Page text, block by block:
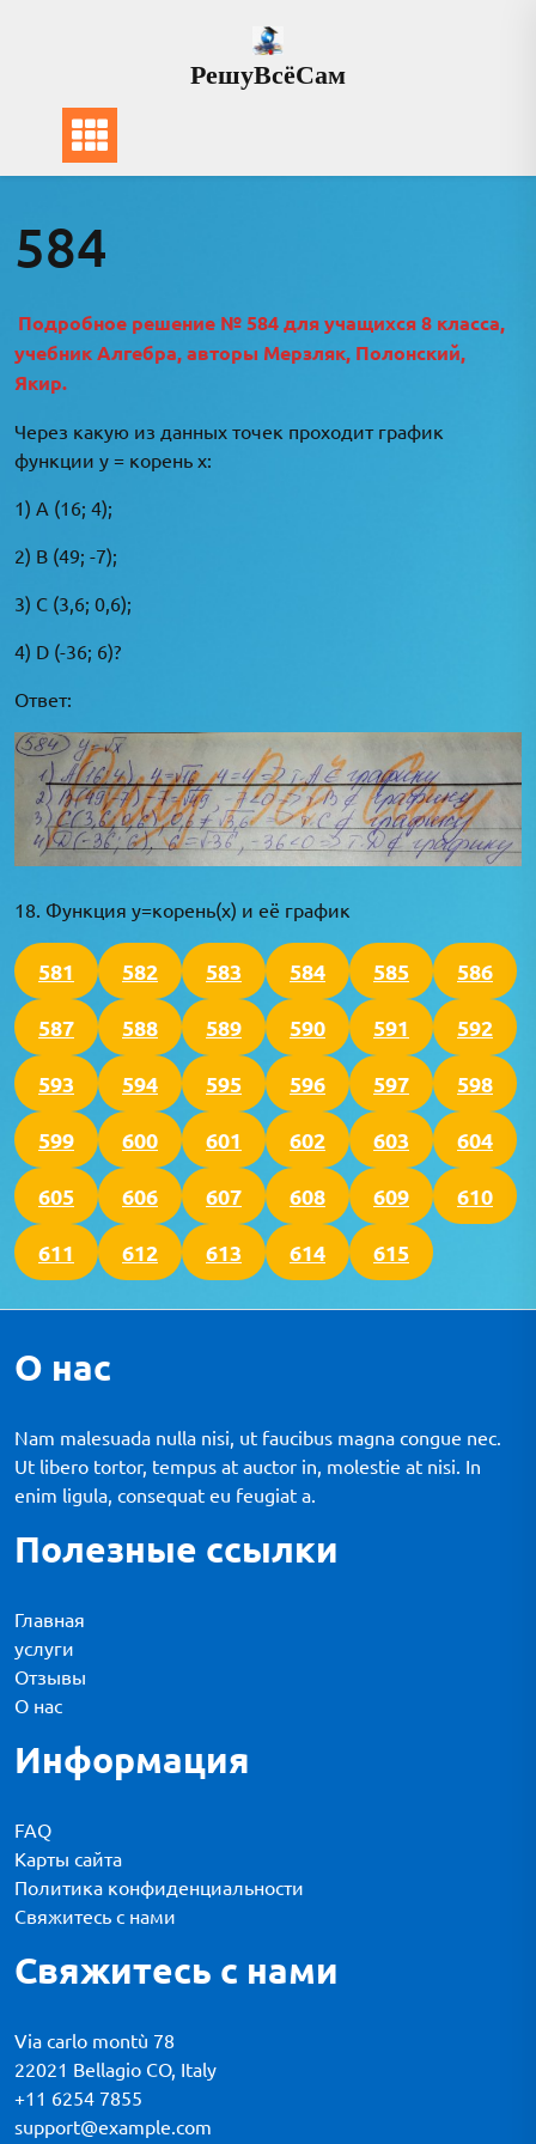
РешуВсёСам
584
Подробное решение № 584 для учащихся 8 класса,
учебник Алгебра, авторы Мерзляк, Полонский,
Якир.
Через какую из данных точек проходит график
функции у = корень х:
1) A (16; 4);
2) В (49; -7);
3) С (3,6; 0,6);
4) D (-36; 6)?
Ответ:
18. Функция y=корень(x) и её график
581 582 583 584 585 586
587 588 589 590 591 592
593 594 595 596 597 598
599 600 601 602 603 604
605 606 607 608 609 610
611 612 613 614 615
О нас
Nam malesuada nulla nisi, ut faucibus magna congue nec.
Ut libero tortor, tempus at auctor in, molestie at nisi. In
enim ligula, consequat eu feugiat a.
Полезные ссылки
Главная
услуги
Отзывы
О нас
Информация
FAQ
Карты сайта
Политика конфиденциальности
Свяжитесь с нами
Свяжитесь с нами
Via carlo montù 78
22021 Bellagio CO, Italy
+11 6254 7855
support@example.com